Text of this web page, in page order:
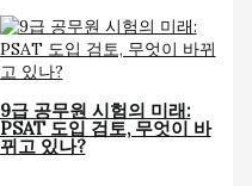
9급 공무원 시험의 미래:
PSAT 도입 검토, 무엇이 바
뀌고 있나?